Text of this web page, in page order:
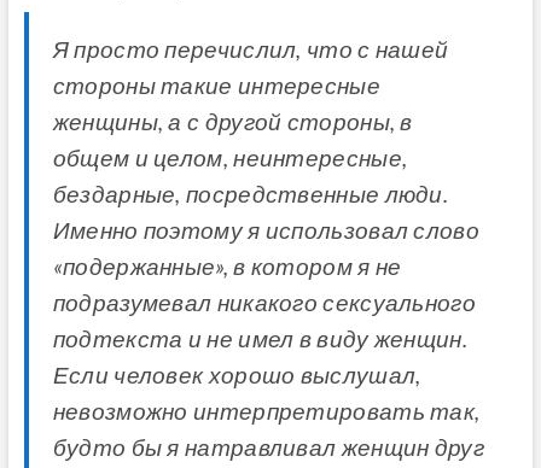
Я просто перечислил, что с нашей
стороны такие интересные
женщины, а с другой стороны, в
общем и целом, неинтересные,
бездарные, посредственные люди.
Именно поэтому я использовал слово
«подержанные», в котором я не
подразумевал никакого сексуального
подтекста и не имел в виду женщин.
Если человек хорошо выслушал,
невозможно ​​интерпретировать так,
будто бы я натравливал женщин друг